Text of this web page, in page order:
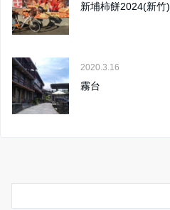
新埔柿餅2024(新竹)
2020.3.16
霧台